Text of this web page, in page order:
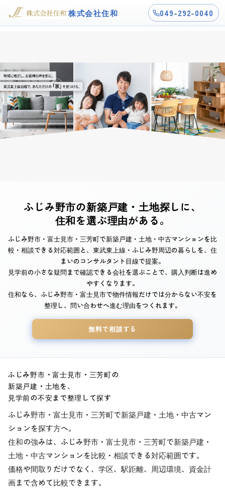
株式会社住和 049-292-0040
ふじみ野市の新築戸建・土地探しに、
住和を選ぶ理由がある。
ふじみ野市・富士見市・三芳町で新築戸建・土地・中古マンションを比
較・相談できる対応範囲と、東武東上線・ふじみ野周辺の暮らしを、住
まいのコンサルタント目線で提案。
見学前の小さな疑問まで確認できる会社を選ぶことで、購入判断は進め
やすくなります。
住和なら、ふじみ野市・富士見市で物件情報だけでは分からない不安を
整理し、問い合わせへ進む理由をつくれます。
無料で相談する
ふじみ野市・富士見市・三芳町の
新築戸建・土地を、
見学前の不安まで整理して探す
ふじみ野市・富士見市・三芳町で新築戸建・土地・中古マン
ションを探す方へ。
住和の強みは、ふじみ野市・富士見市・三芳町で新築戸建・
土地・中古マンションを比較・相談できる対応範囲です。
価格や間取りだけでなく、学区、駅距離、周辺環境、資金計
画まで含めて比較できます。